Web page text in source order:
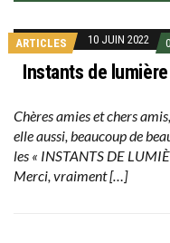
ARTICLES 10 JUIN 2022 0
Instants de lumière
Chères amies et chers
elle aussi, beaucoup de
les « INSTANTS DE
Merci, vraiment […]